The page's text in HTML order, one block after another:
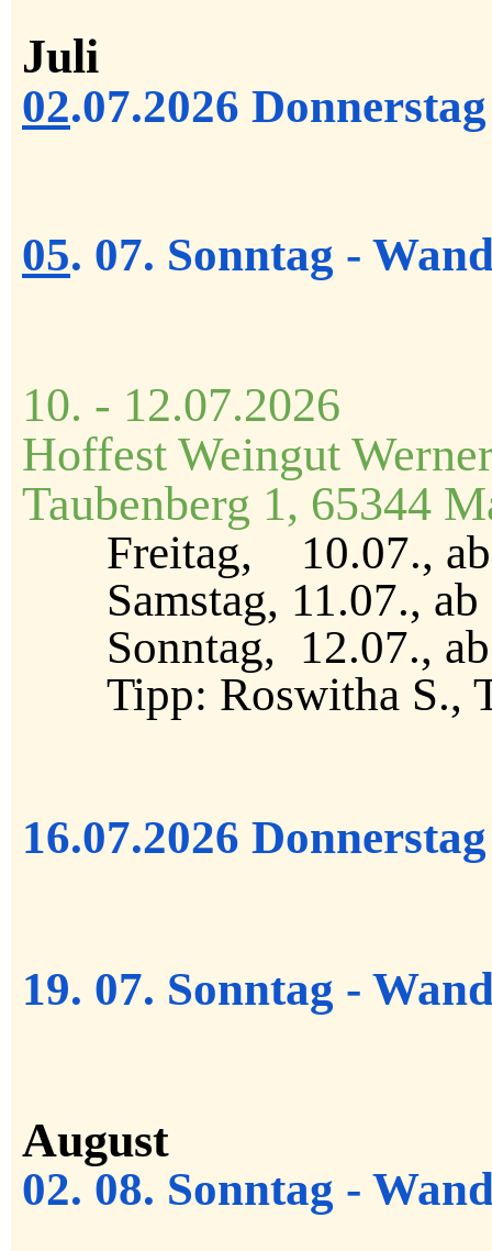
Juli
02.07.2026
05. 07. Sonntag -
10. - 12.07.2026
Hoffest Weingut
Taubenberg 1, 65344
Freitag, 10.07., ab
Samstag, 11.07., ab
Sonntag, 12.07., ab
Tipp: Roswitha S.,
16.07.2026
19. 07. Sonntag -
August
02. 08. Sonntag -